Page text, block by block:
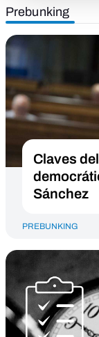
Prebunking
Claves
Sánchez
PREBUNKING